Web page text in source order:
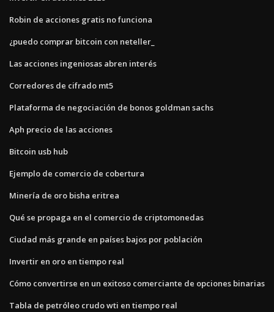
Robin de acciones gratis no funciona
¿puedo comprar bitcoin con neteller_
Las acciones ingeniosas abren interés
Corredores de cifrado mt5
Plataforma de negociación de bonos goldman sachs
Aph precio de las acciones
Bitcoin usb hub
Ejemplo de comercio de cobertura
Minería de oro bisha eritrea
Qué se propaga en el comercio de criptomonedas
Ciudad más grande en países bajos por población
Invertir en oro en tiempo real
Cómo convertirse en un exitoso comerciante de opciones binarias
Tabla de petróleo crudo wti en tiempo real